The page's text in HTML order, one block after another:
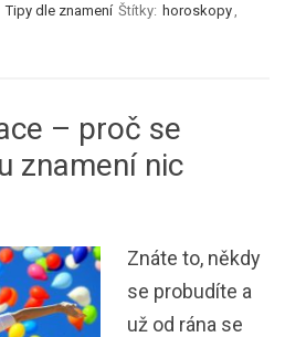
Tipy dle znamení Štítky: horoskopy
– proč se
znamení nic
Znáte to, někdy
se probudíte a
už od rána se